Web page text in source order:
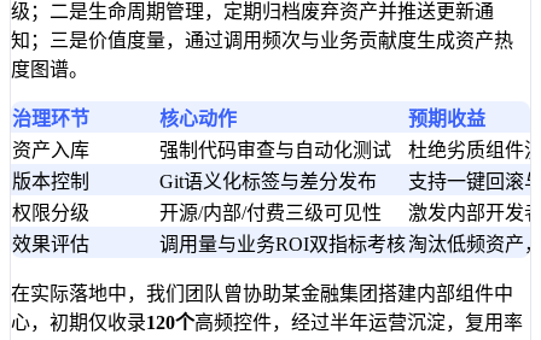
级；二是生命周期管理，定期归档废弃资产并推送更新通
知；三是价值度量，通过调用频次与业务贡献度生成资产热
度图谱。
治理环节 核心动作
预期收益
资产入库
强制代码审查与自动化测试
杜绝劣质组件
版本控制
Git语义化标签与差分发布
支持一键回滚
权限分级
开源/内部/付费三级可见性
激发内部开发
效果评估
调用量与业务ROI双指标考核淘汰低频资产
在实际落地中，我们团队曾协助某金融集团搭建内部组件中
心，初期仅收录120个高频控件，经过半年运营沉淀，复用率